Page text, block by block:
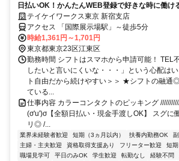
日払いOK！かんたんWEB登録で好きな時に働け
にも♪お友達との応募歓迎！
テイケイワークス東京 新宿支店
アクセス 「国際展示場駅」～徒歩5分
時給1,361円～1,701円
東京都東京23区江東区
勤務時間 シフトはスマホから申請可能！ TEL
したいと言いにくいな・・・」という心配は
ト自由だから続けやすい＞＞ ★シフトの融
ている...
仕事内容 カラーコンタクトのピッキング
(σ'u')σ【全額日払い・現金手渡しOK】 スグに
リ◎ /...
業界未経験者歓迎 短期（3ヵ月以内） 扶養内勤務OK
主婦・主夫歓迎
資格取得支援あり フリーター歓迎 短期
職場見学可
平日のみOK 学生歓迎 転勤なし 経験不問